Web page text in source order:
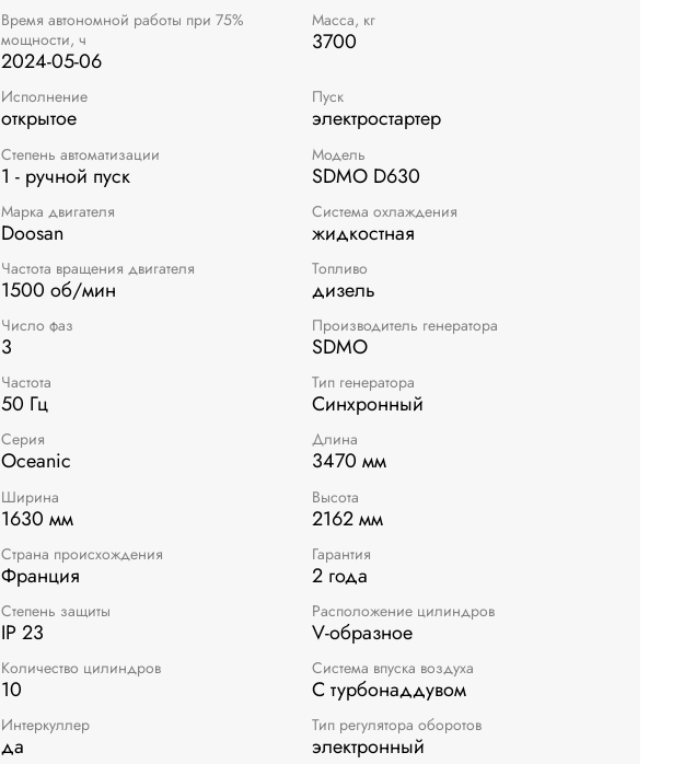
Время автономной работы при 75%
мощности, ч
2024-05-06
Масса, кг
3700
Исполнение
открытое
Пуск
электростартер
Степень автоматизации
1 - ручной пуск
Модель
SDMO D630
Марка двигателя
Doosan
Система охлаждения
жидкостная
Частота вращения двигателя
1500 об/мин
Топливо
дизель
Число фаз
3
Производитель генератора
SDMO
Частота
50 Гц
Тип генератора
Синхронный
Серия
Oceanic
Длина
3470 мм
Ширина
1630 мм
Высота
2162 мм
Страна происхождения
Франция
Гарантия
2 года
Степень защиты
IP 23
Расположение цилиндров
V-образное
Количество цилиндров
10
Система впуска воздуха
С турбонаддувом
Интеркуллер
да
Тип регулятора оборотов
электронный